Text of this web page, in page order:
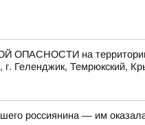
на территории
г. Геленджик, Темрюкский,
россиянина — им